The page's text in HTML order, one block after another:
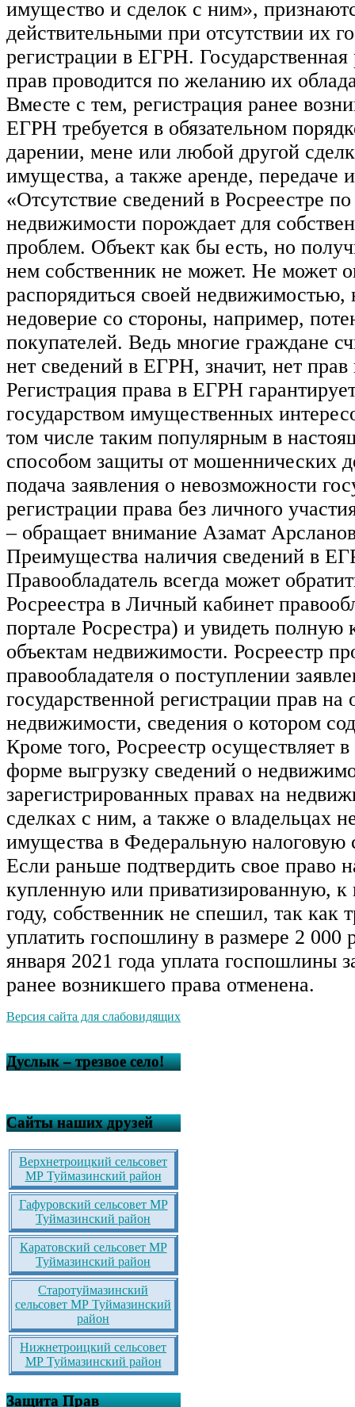
имущество и сделок с ним»,
действительными при отсутствии их
регистрации в ЕГРН. Государственная
прав проводится по желанию их
Вместе с тем, регистрация ранее
ЕГРН требуется в обязательном
дарении, мене или любой другой
имущества, а также аренде, передаче
«Отсутствие сведений в Росреестре
недвижимости порождает для
проблем. Объект как бы есть, но
нем собственник не может. Не может
распорядиться своей недвижимостью,
недоверие со стороны, например,
покупателей. Ведь многие граждане
нет сведений в ЕГРН, значит, нет прав
Регистрация права в ЕГРН
государством имущественных
том числе таким популярным в
способом защиты от мошеннических
подача заявления о невозможности
регистрации права без личного
– обращает внимание Азамат
Преимущества наличия сведений в
Правообладатель всегда может
Росреестра в Личный кабинет
портале Росрестра) и увидеть полную
объектам недвижимости. Росреестр
правообладателя о поступлении
государственной регистрации прав на
недвижимости, сведения о котором
Кроме того, Росреестр осуществляет
форме выгрузку сведений о
зарегистрированных правах на
сделках с ним, а также о владельцах
имущества в Федеральную налоговую
Если раньше подтвердить свое право
купленную или приватизированную, к
году, собственник не спешил, так как
уплатить госпошлину в размере 2 000
января 2021 года уплата госпошлины
ранее возникшего права отменена.
Версия сайта для слабовидящих
Дуслык – трезвое село!
Сайты наших друзей
Верхнетроицкий сельсовет
МР Туймазинский район
Гафуровский сельсовет МР
Туймазинский район
Каратовский сельсовет МР
Туймазинский район
Старотуймазинский
сельсовет МР Туймазинский
район
Нижнетроицкий сельсовет
МР Туймазинский район
Защита Прав